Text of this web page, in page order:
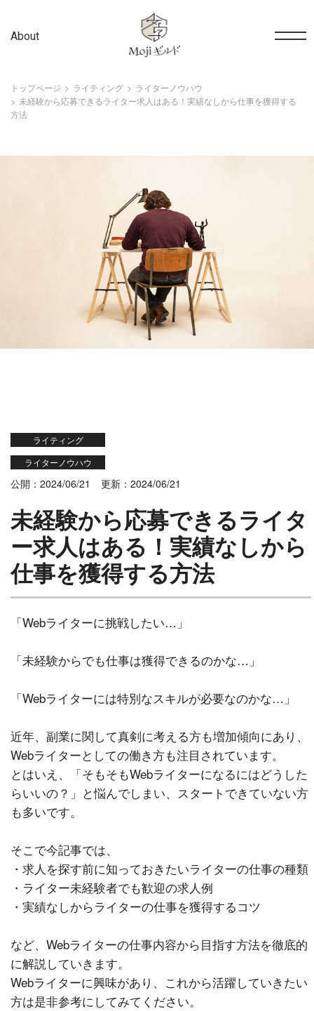
About
トップページ ライティング
ライターノウハウ
未経験から応募できるライター求人はある！実績なしから仕事を獲得する
方法
ライティング
ライターノウハウ
公開：2024/06/21 更新：2024/06/21
未経験から応募できるライタ
ー求人はある！実績なしから
仕事を獲得する方法
「Webライターに挑戦したい…」
「未経験からでも仕事は獲得できるのかな…」
「Webライターには特別なスキルが必要なのかな…」
近年、副業に関して真剣に考える方も増加傾向にあり、
Webライターとしての働き方も注目されています。
とはいえ、「そもそもWebライターになるにはどうした
らいいの？」と悩んでしまい、スタートできていない方
も多いです。
そこで今記事では、
・求人を探す前に知っておきたいライターの仕事の種類
・ライター未経験者でも歓迎の求人例
・実績なしからライターの仕事を獲得するコツ
など、Webライターの仕事内容から目指す方法を徹底的
に解説していきます。
Webライターに興味があり、これから活躍していきたい
方は是非参考にしてみてください。